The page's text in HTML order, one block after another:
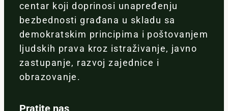
centar koji doprinosi unapređenju
bezbednosti građana u skladu sa
demokratskim principima i poštovanjem
ljudskih prava kroz istraživanje, javno
zastupanje, razvoj zajednice i
obrazovanje.
Pratite nas